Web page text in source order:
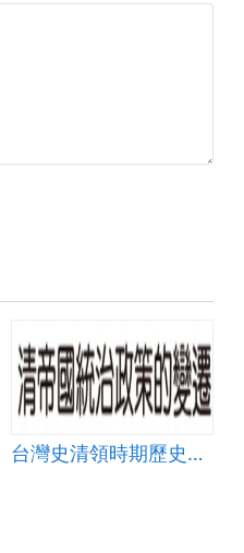
台灣史清領時期歷史脈絡